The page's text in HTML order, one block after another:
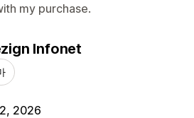
my purchase.
Infonet
2026